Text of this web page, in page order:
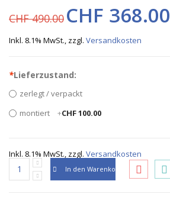
CHF 490.00 CHF 368.00
Inkl. 8.1% MwSt., zzgl. Versandkosten
*Lieferzustand:
zerlegt / verpackt
montiert
+CHF 100.00
Inkl. 8.1% MwSt. zzgl. Versandkosten
In den Warenkorb